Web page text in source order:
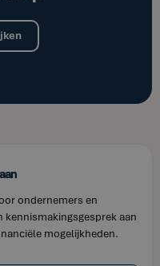
ondernemers en
kennismakingsgesprek aan
mogelijkheden.